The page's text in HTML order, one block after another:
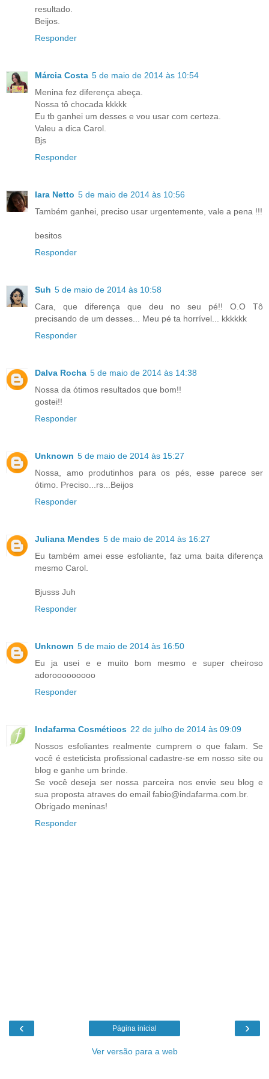
resultado.
Beijos.
Responder
Márcia Costa 5 de maio de 2014 às 10:54
Menina fez diferença abeça.
Nossa tô chocada kkkkk
Eu tb ganhei um desses e vou usar com certeza.
Valeu a dica Carol.
Bjs
Responder
Iara Netto 5 de maio de 2014 às 10:56
Também ganhei, preciso usar urgentemente, vale a pena !!!
besitos
Responder
Suh 5 de maio de 2014 às 10:58
Cara, que diferença que deu no seu pé!! O.O Tô
precisando de um desses... Meu pé ta horrível... kkkkkk
Responder
Dalva Rocha 5 de maio de 2014 às 14:38
Nossa da ótimos resultados que bom!!
gostei!!
Responder
Unknown 5 de maio de 2014 às 15:27
Nossa, amo produtinhos para os pés, esse parece ser
ótimo. Preciso...rs...Beijos
Responder
Juliana Mendes 5 de maio de 2014 às 16:27
Eu também amei esse esfoliante, faz uma baita diferença
mesmo Carol.
Bjusss Juh
Responder
Unknown 5 de maio de 2014 às 16:50
Eu ja usei e e muito bom mesmo e super cheiroso
adorooooooooo
Responder
Indafarma Cosméticos 22 de julho de 2014 às 09:09
Nossos esfoliantes realmente cumprem o que falam. Se
você é esteticista profissional cadastre-se em nosso site ou
blog e ganhe um brinde.
Se você deseja ser nossa parceira nos envie seu blog e
sua proposta atraves do email fabio@indafarma.com.br.
Obrigado meninas!
Responder
‹ ›
Página inicial
Ver versão para a web